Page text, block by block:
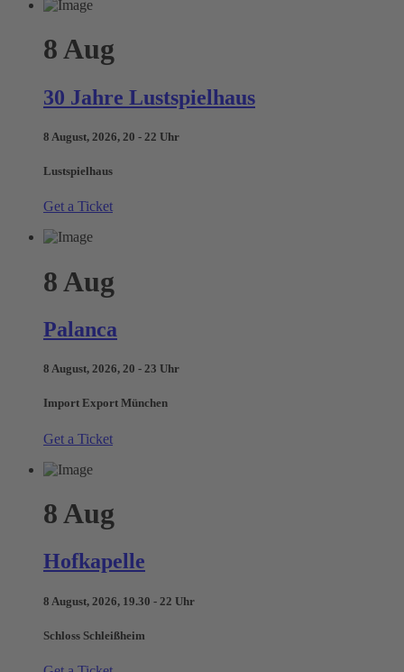
8 Aug
30 Jahre Lustspielhaus
8 August, 2026, 20 - 22 Uhr
Lustspielhaus
Get a Ticket
8 Aug
Palanca
8 August, 2026, 20 - 23 Uhr
Import Export München
Get a Ticket
8 Aug
Hofkapelle
8 August, 2026, 19.30 - 22 Uhr
Schloss Schleißheim